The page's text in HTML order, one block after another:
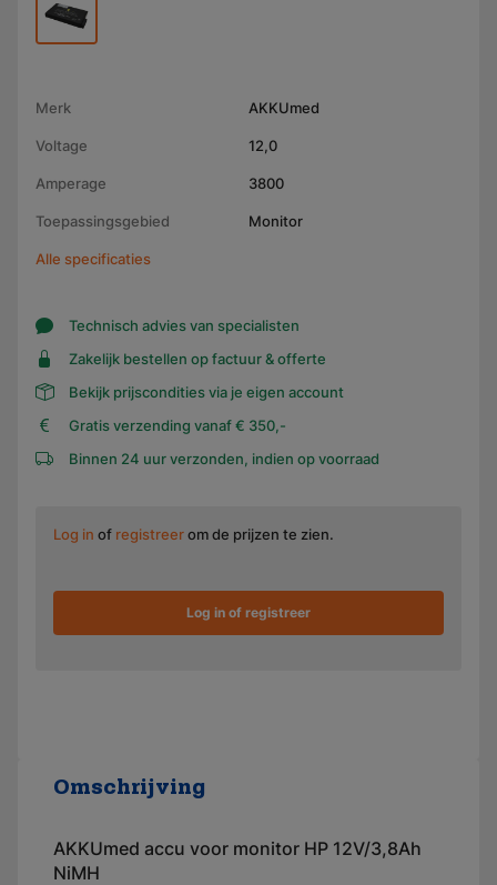
Merk AKKUmed
Voltage 12,0
Amperage 3800
Toepassingsgebied Monitor
Alle specificaties
Technisch advies van specialisten
Zakelijk bestellen op factuur & offerte
Bekijk prijscondities via je eigen account
Gratis verzending vanaf € 350,-
Binnen 24 uur verzonden, indien op voorraad
Log in of registreerom de prijzen te zien.
Log in of registreer
Omschrijving
AKKUmed accu voor monitor HP 12V/3,8Ah
NiMH